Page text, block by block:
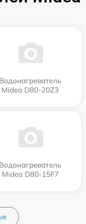
Водонагреватель
Midea D80-20Z3
Водонагреватель
Midea D80-15F7